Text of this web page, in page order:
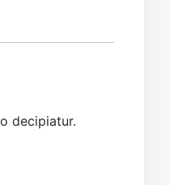
decipiatur.